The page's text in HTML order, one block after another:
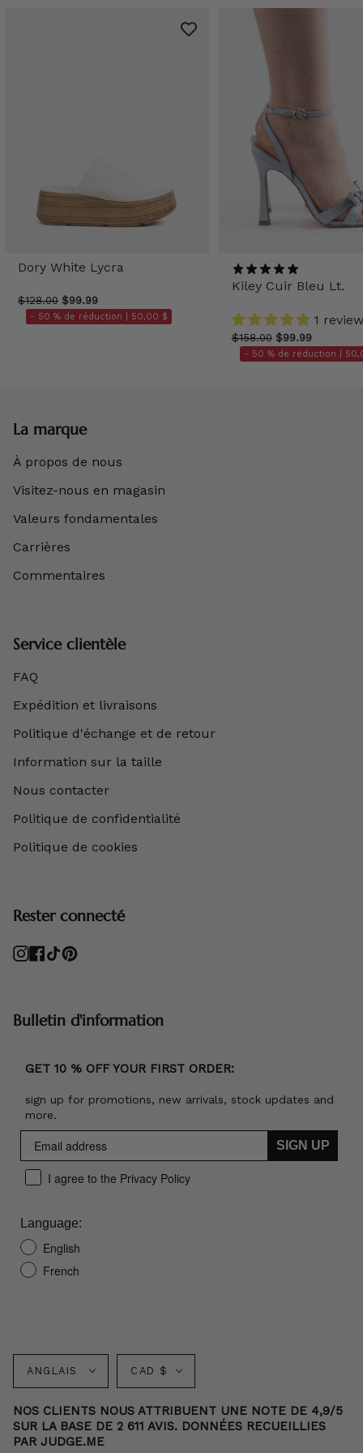
Dory White Lycra
$128.00 $99.99
- 50 % de réduction | 50,00 $
Kiley Cuir Bleu Lt.
1 review
$158.00 $99.99
- 50 % de réduction |
La marque
À propos de nous
Visitez-nous en magasin
Valeurs fondamentales
Carrières
Commentaires
Service clientèle
FAQ
Expédition et livraisons
Politique d'échange et de retour
Information sur la taille
Nous contacter
Politique de confidentialité
Politique de cookies
Rester connecté
Instagram
Facebook
TikTokPinterest
Bulletin d'information
GET 10 % OFF YOUR FIRST ORDER:
sign up for promotions, new arrivals, stock updates and
more.
SIGN UP
I agree to the Privacy Policy
Language:
English
French
Langue
ANGLAIS Monnaie
CAD $
NOS CLIENTS NOUS ATTRIBUENT UNE NOTE DE 4,9/5
SUR LA BASE DE 2 611 AVIS. DONNÉES RECUEILLIES
PAR JUDGE.ME